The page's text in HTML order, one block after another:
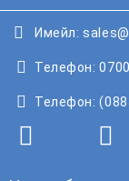
Имейл:
Телефон:
Телефон: